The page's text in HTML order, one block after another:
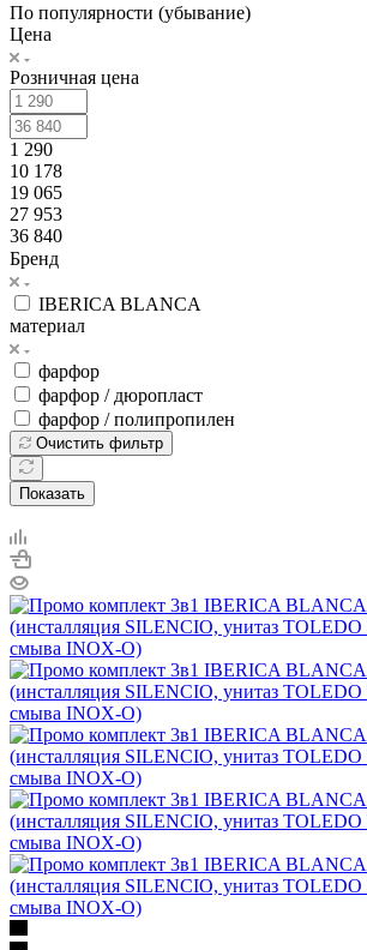
По популярности (убывание)
Цена
Розничная цена
1 290
10 178
19 065
27 953
36 840
Бренд
IBERICA BLANCA
материал
фарфор
фарфор / дюропласт
фарфор / полипропилен
Очистить фильтр
Показать